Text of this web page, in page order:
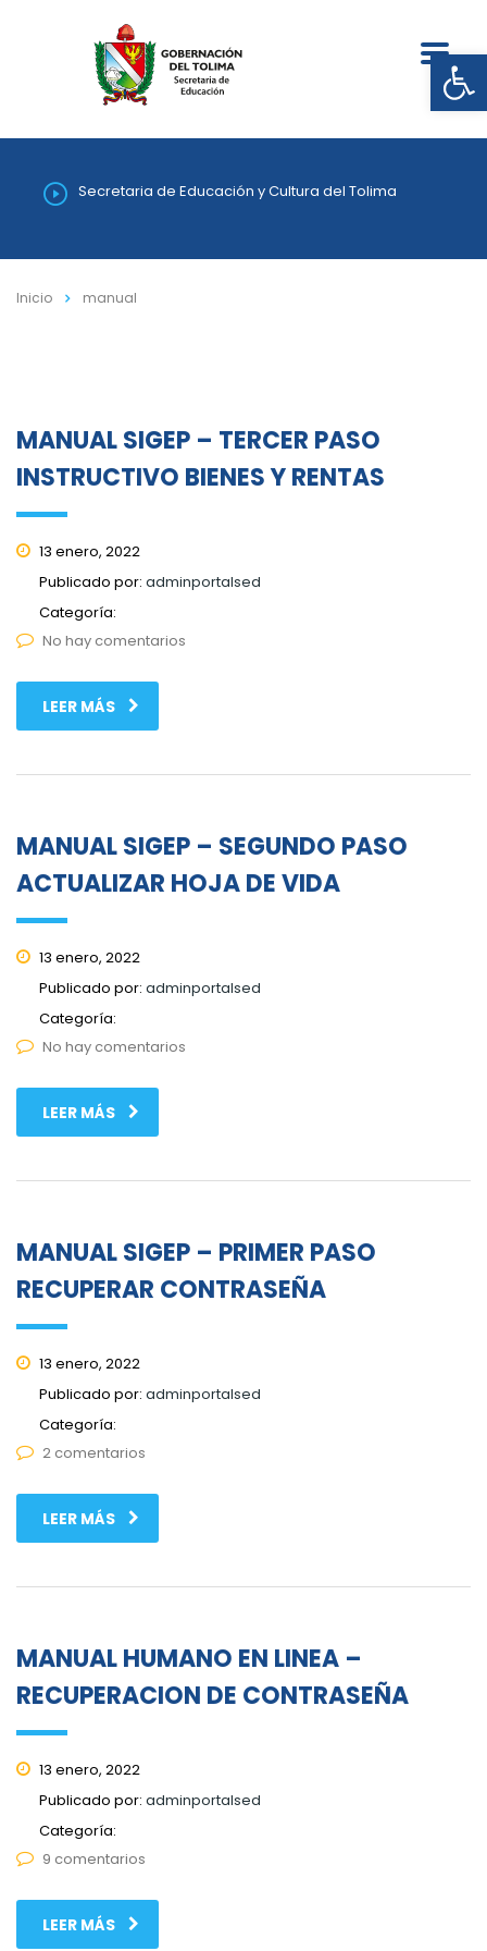
Secretaria de Educación y Cultura del Tolima
Inicio manual
MANUAL SIGEP – TERCER PASO
INSTRUCTIVO BIENES Y RENTAS
13 enero, 2022
Publicado por: adminportalsed
Categoría:
No hay comentarios
LEER MÁS
MANUAL SIGEP – SEGUNDO PASO
ACTUALIZAR HOJA DE VIDA
13 enero, 2022
Publicado por: adminportalsed
Categoría:
No hay comentarios
LEER MÁS
MANUAL SIGEP – PRIMER PASO
RECUPERAR CONTRASEÑA
13 enero, 2022
Publicado por: adminportalsed
Categoría:
2 comentarios
LEER MÁS
MANUAL HUMANO EN LINEA –
RECUPERACION DE CONTRASEÑA
13 enero, 2022
Publicado por: adminportalsed
Categoría:
9 comentarios
LEER MÁS